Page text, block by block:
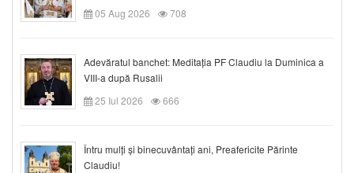
05 Aug 2026 708
Adevăratul banchet: Meditația PF Claudiu la Duminica a
VIII-a după Rusalii
25 Iul 2026
666
Întru mulți și binecuvântați ani, Preafericite Părinte
Claudiu!